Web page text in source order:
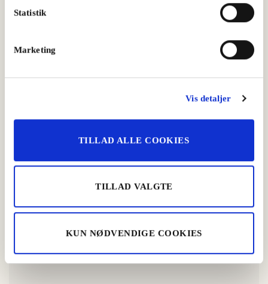
Statistik
Marketing
Vis detaljer
TILLAD ALLE COOKIES
TILLAD VALGTE
KUN NØDVENDIGE COOKIES
Hvedekernesalat med knoldselleri og nødder
Aftensmad,Frokost,Grill